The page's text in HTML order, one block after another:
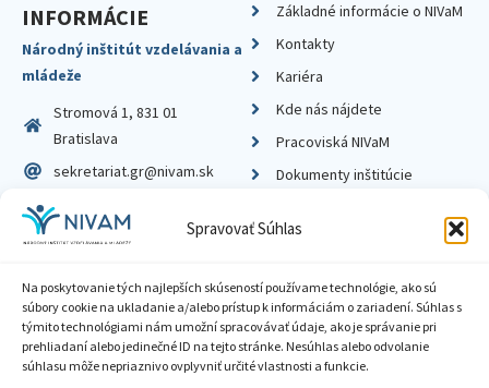
Spravovať Súhlas
Na poskytovanie tých najlepších skúseností používame technológie, ako sú
súbory cookie na ukladanie a/alebo prístup k informáciám o zariadení. Súhlas s
týmito technológiami nám umožní spracovávať údaje, ako je správanie pri
prehliadaní alebo jedinečné ID na tejto stránke. Nesúhlas alebo odvolanie
súhlasu môže nepriaznivo ovplyvniť určité vlastnosti a funkcie.
INFORMÁCIE
Národný inštitút vzdelávania a
mládeže
Stromová 1, 831 01
Bratislava
sekretariat.gr@nivam.sk
IČO: 00164348
DIČ: 2020798714
Základné informácie o NIVaM
Kontakty
Kariéra
Kde nás nájdete
Pracoviská NIVaM
Dokumenty inštitúcie
Zásady ochrany súkromia